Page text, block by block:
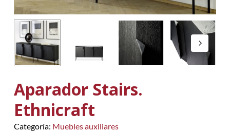
Aparador Stairs.
Ethnicraft
Categoría: Muebles auxiliares